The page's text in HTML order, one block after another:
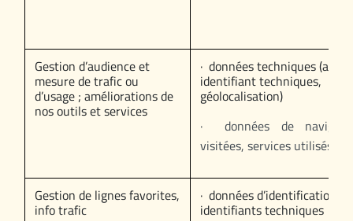
Gestion d’audience et
mesure de trafic ou
d’usage ; améliorations de
nos outils et services
· données techniques
identifiant techniques,
géolocalisation)
· données de
visitées, services utilisés)
Gestion de lignes favorites,
info trafic
· données d’identification et
identifiants techniques